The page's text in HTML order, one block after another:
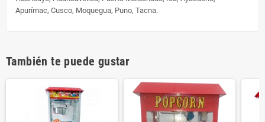
Apurímac, Cusco, Moquegua, Puno, Tacna.
También te puede gustar